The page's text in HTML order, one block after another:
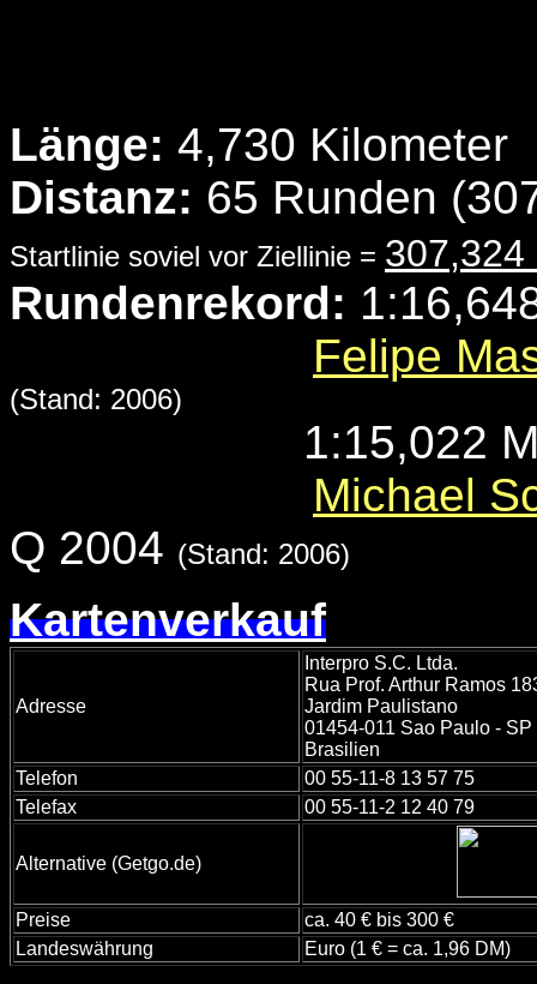
Länge: 4,730 Kilometer
Distanz: 65 Runden
Startlinie soviel vor Ziellinie = 307,324
Rundenrekord:
Felipe
(Stand: 2006)
1:15,022
Michael
Q 2004 (Stand: 2006)
Kartenverkauf
Adresse
Interpro S.C. Ltda.
Rua Prof. Arthur Ramos
Jardim Paulistano
01454-011 Sao Paulo - SP
Brasilien
Telefon
00 55-11-8 13 57 75
Telefax
00 55-11-2 12 40 79
Alternative (Getgo.de)
Preise
ca. 40 € bis 300 €
Landeswährung
Euro (1 € = ca. 1,96 DM)